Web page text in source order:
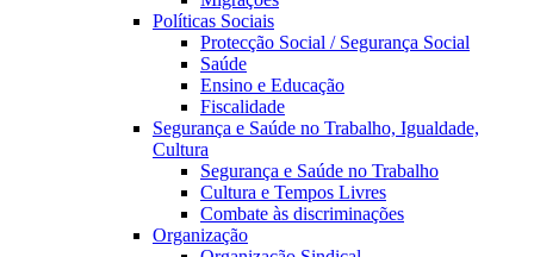
Políticas Sociais
Protecção Social / Segurança Social
Saúde
Ensino e Educação
Fiscalidade
Segurança e Saúde no Trabalho, Igualdade,
Cultura
Segurança e Saúde no Trabalho
Cultura e Tempos Livres
Combate às discriminações
Organização